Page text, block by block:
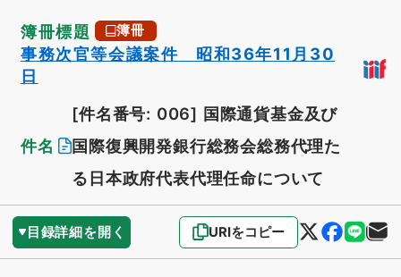
簿冊標題 簿冊
事務次官等会議案件 昭和36年11月30
日
件名
[件名番号: 006] 国際通貨基金及び
国際復興開発銀行総務会総務代理た
る日本政府代表代理任命について
目録詳細を開く URIをコピー